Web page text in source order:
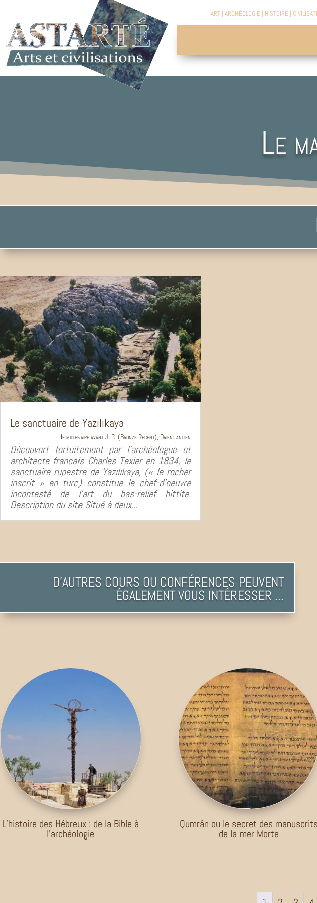
ART| ARCHÉOLOGIE HISTOIRE
Le
Le sanctuaire de Yazılıkaya
IIe millénaire avant J.-C. (Bronze Récent) Orient ancien
Découvert fortuitement par l’archéologue et
architecte français Charles Texier en 1834, le
sanctuaire rupestre de Yazılıkaya, (« le rocher
inscrit » en turc) constitue le chef-d’oeuvre
incontesté de l’art du bas-relief hittite.
Description du site Situé à deux...
D'AUTRES COURS OU CONFÉRENCES PEUVENT
ÉGALEMENT VOUS INTÉRESSER ...
L’histoire des Hébreux : de la Bible à
l’archéologie
Qumrân ou le secret des manuscrits
de la mer Morte